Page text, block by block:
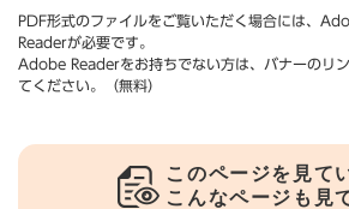
PDF形式のファイルをご覧いただく場合には、
Readerが必要です。
Adobe Readerをお持ちでない方は、バナーのリ
てください。（無料）
このページを見て
こんなページも見